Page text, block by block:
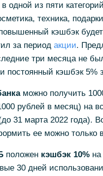
одной из пяти
техника,
кэшбэк
за период акции.
три месяца не
кэшбэк 5%
можно получить
рублей в месяц) на
31 марта 2022 года).
ее можно только
положен кэшбэк 10%
30 дней